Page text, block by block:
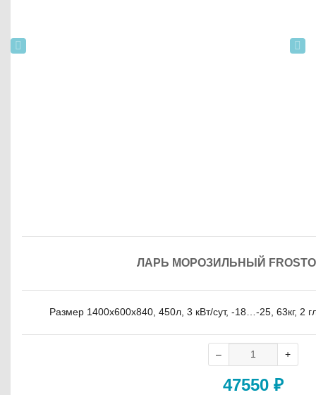
ЛАРЬ МОРОЗИЛЬНЫЙ
Размер 1400х600х840, 450л, 3 кВт/сут, -18…-25, 63кг, 2
47550 ₽